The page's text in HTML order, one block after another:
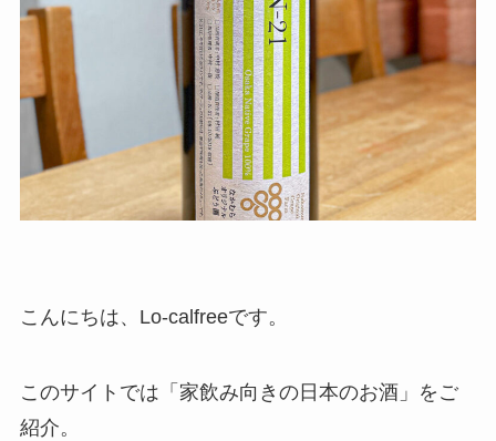
こんにちは、Lo-calfreeです。
このサイトでは「家飲み向きの日本のお酒」をご
紹介。